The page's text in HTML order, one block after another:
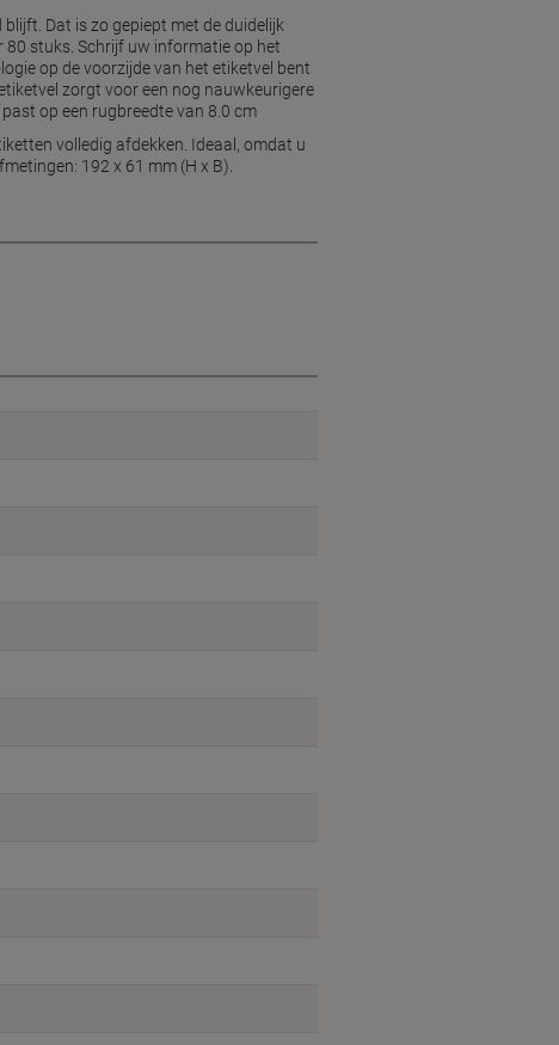
Dat is zo gepiept met de duidelijk
80 stuks. Schrijf uw informatie op het
op de voorzijde van het etiketvel bent
zorgt voor een nog nauwkeurigere
op een rugbreedte van 8.0 cm
volledig afdekken. Ideaal, omdat u
192 x 61 mm (H x B).